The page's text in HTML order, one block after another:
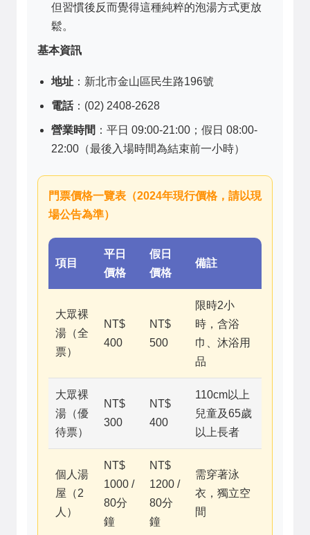
但習慣後反而覺得這種純粹的泡湯方式更放
鬆。
基本資訊
地址 ：新北市金山區民生路196號
電話：(02) 2408-2628
營業時間 ：平日 09:00-21:00；假日 08:00-
22:00（最後入場時間為結束前一小時）
門票價格一覽表（2024年現行價格，請以現
場公告為準）
項目
平日
價格
假日
價格
備註
大眾裸
湯（全
票）
NT$
400
NT$
500
限時2小
時，含浴
巾、沐浴用
品
大眾裸
湯（優
待票）
NT$
300
NT$
400
110cm以上
兒童及65歲
以上長者
個人湯
屋（2
人）
NT$
1000 /
80分
鐘
NT$
1200 /
80分
鐘
需穿著泳
衣，獨立空
間